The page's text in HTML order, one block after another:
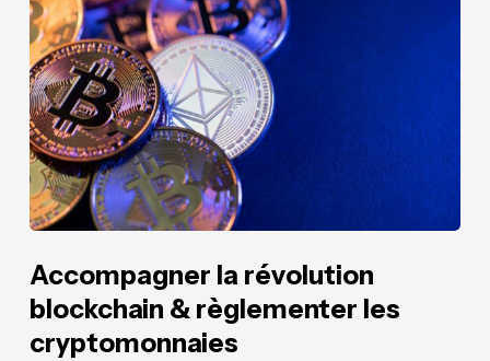
révolution
blockchain
&
règlementer
les
cryptomonnaies
révolution
blockchain
&
règlementer
les
cryptomonnaies
Accompagner la révolution
blockchain & règlementer les
cryptomonnaies